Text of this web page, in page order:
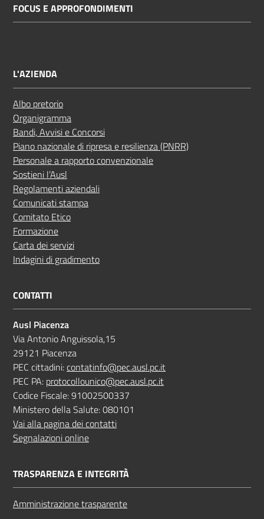
FOCUS E APPROFONDIMENTI
L'AZIENDA
Albo pretorio
Organigramma
Bandi, Avvisi e Concorsi
Piano nazionale di ripresa e resilienza (PNRR)
Personale a rapporto convenzionale
Sostieni l’Ausl
Regolamenti aziendali
Comunicati stampa
Comitato Etico
Formazione
Carta dei servizi
Indagini di gradimento
CONTATTI
Ausl Piacenza
Via Antonio Anguissola,15
29121 Piacenza
PEC cittadini:contatinfo@pec.ausl.pc.it
PEC PA: protocollounico@pec.ausl.pc.it
Codice Fiscale: 91002500337
Ministero della Salute: 080101
Vai alla pagina dei contatti
Segnalazioni online
TRASPARENZA E INTEGRITÀ
Amministrazione trasparente